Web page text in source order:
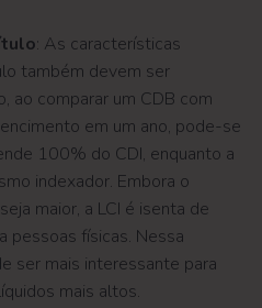
: As características
também devem ser
ao comparar um CDB com
em um ano, pode-se
100% do CDI, enquanto a
indexador. Embora o
maior, a LCI é isenta de
pessoas físicas. Nessa
ser mais interessante para
mais altos.